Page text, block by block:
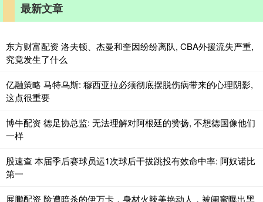
最新文章
东方财富配资 洛夫顿、杰曼和奎因纷纷离队, CBA外援流失严重,
究竟发生了什么
亿融策略 马特乌斯: 穆西亚拉必须彻底摆脱伤病带来的心理阴影,
这点很重要
博牛配资 德足协总监: 无法理解对阿根廷的赞扬, 不想德国像他们
一样
股速查 本届季后赛球员运1次球后干拔跳投有效命中率: 阿奴诺比
第一
展鹏配资 险遭暗杀的伊万卡，身材火辣美艳动人，被闺蜜曝出黑